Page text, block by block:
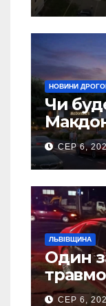
НОВИНИ
Чи
СЕР 6,
ЛЬВІВЩИНА
Один
ДТП на
СЕР 6,